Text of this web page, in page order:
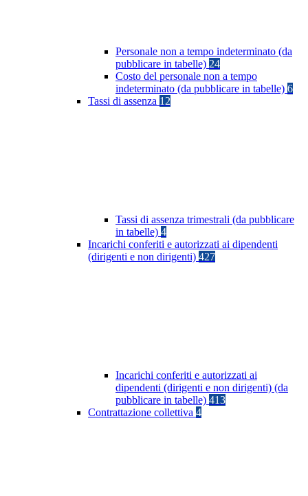
Personale non a tempo indeterminato (da
pubblicare in tabelle) 24
Costo del personale non a tempo
indeterminato (da pubblicare in tabelle) 6
Tassi di assenza 12
Tassi di assenza trimestrali (da pubblicare
in tabelle) 4
Incarichi conferiti e autorizzati ai dipendenti
(dirigenti e non dirigenti) 427
Incarichi conferiti e autorizzati ai
dipendenti (dirigenti e non dirigenti) (da
pubblicare in tabelle) 413
Contrattazione collettiva 4